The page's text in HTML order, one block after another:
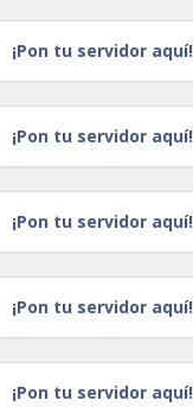
¡Pon tu servidor aquí!
¡Pon tu servidor aquí!
¡Pon tu servidor aquí!
¡Pon tu servidor aquí!
¡Pon tu servidor aquí!